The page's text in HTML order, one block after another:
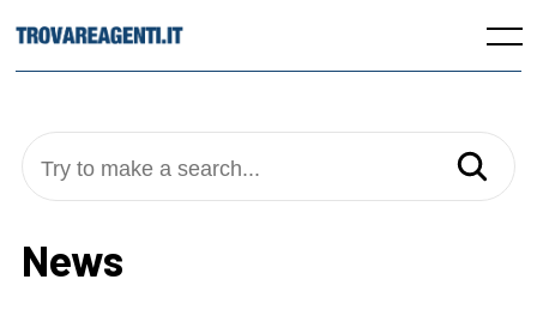
to
Menu
Try to make a search...
News